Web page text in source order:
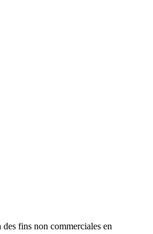
fins non commerciales en